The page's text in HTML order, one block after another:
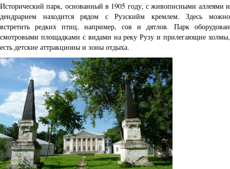
Исторический парк, основанный в 1905 году, с живописными аллеями и
дендрарием находится рядом с Рузскийм кремлем. Здесь можно
встретить редких птиц, например, сов и дятлов. Парк оборудован
смотровыми площадками с видами на реку Рузу и прилегающие холмы,
есть детские аттракционы и зоны отдыха.